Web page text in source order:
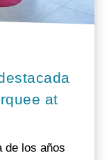
at
de los años